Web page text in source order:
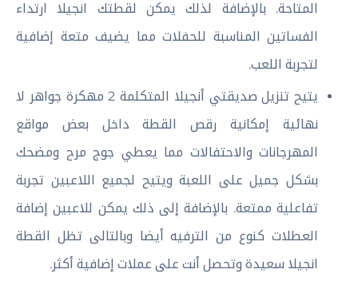
المتاحة. بالإضافة لذلك يمكن لقطتك انجيلا ارتداء
الفساتين المناسبة للحفلات مما يضيف متعة إضافية
لتجربة اللعب.
يتيح تنزيل صديقتي أنجيلا المتكلمة 2 مهكرة جواهر لا
نهائية إمكانية رقص القطة داخل بعض مواقع
المهرجانات والاحتفالات مما يعطي جوج مرح ومضحك
بشكل جميل على اللعبة ويتيح لجميع اللاعبين تجربة
تفاعلية ممتعة. بالإضافة إلى ذلك يمكن للاعبين إضافة
العطلات كنوع من الترفيه أيضا وبالتالى تظل القطة
انجيلا سعيدة وتحصل أنت على عملات إضافية أكثر.